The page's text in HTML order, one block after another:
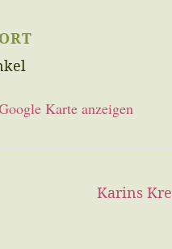
Karte anzeigen
Karins